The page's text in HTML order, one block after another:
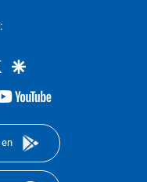
twittergoogle
youtube-